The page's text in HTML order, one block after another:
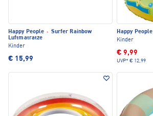
Happy People · Surfer Rainbow
Luftmatratze
Kinder
€ 15,99
Happy People
Kinder
€ 9,99
UVP* € 12,99